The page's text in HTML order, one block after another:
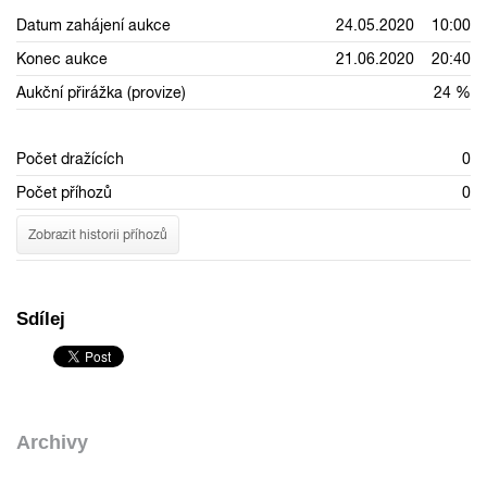
Datum zahájení aukce
24.05.2020 10:00
Konec aukce
21.06.2020 20:40
Aukční přirážka (provize)
24 %
Počet dražících
0
Počet příhozů
0
Zobrazit historii příhozů
Sdílej
Archivy